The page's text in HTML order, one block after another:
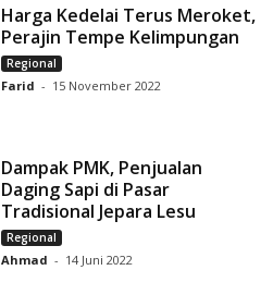
Harga Kedelai Terus Meroket,
Perajin Tempe Kelimpungan
Regional
Farid - 15 November 2022
Dampak PMK, Penjualan
Daging Sapi di Pasar
Tradisional Jepara Lesu
Regional
Ahmad - 14 Juni 2022